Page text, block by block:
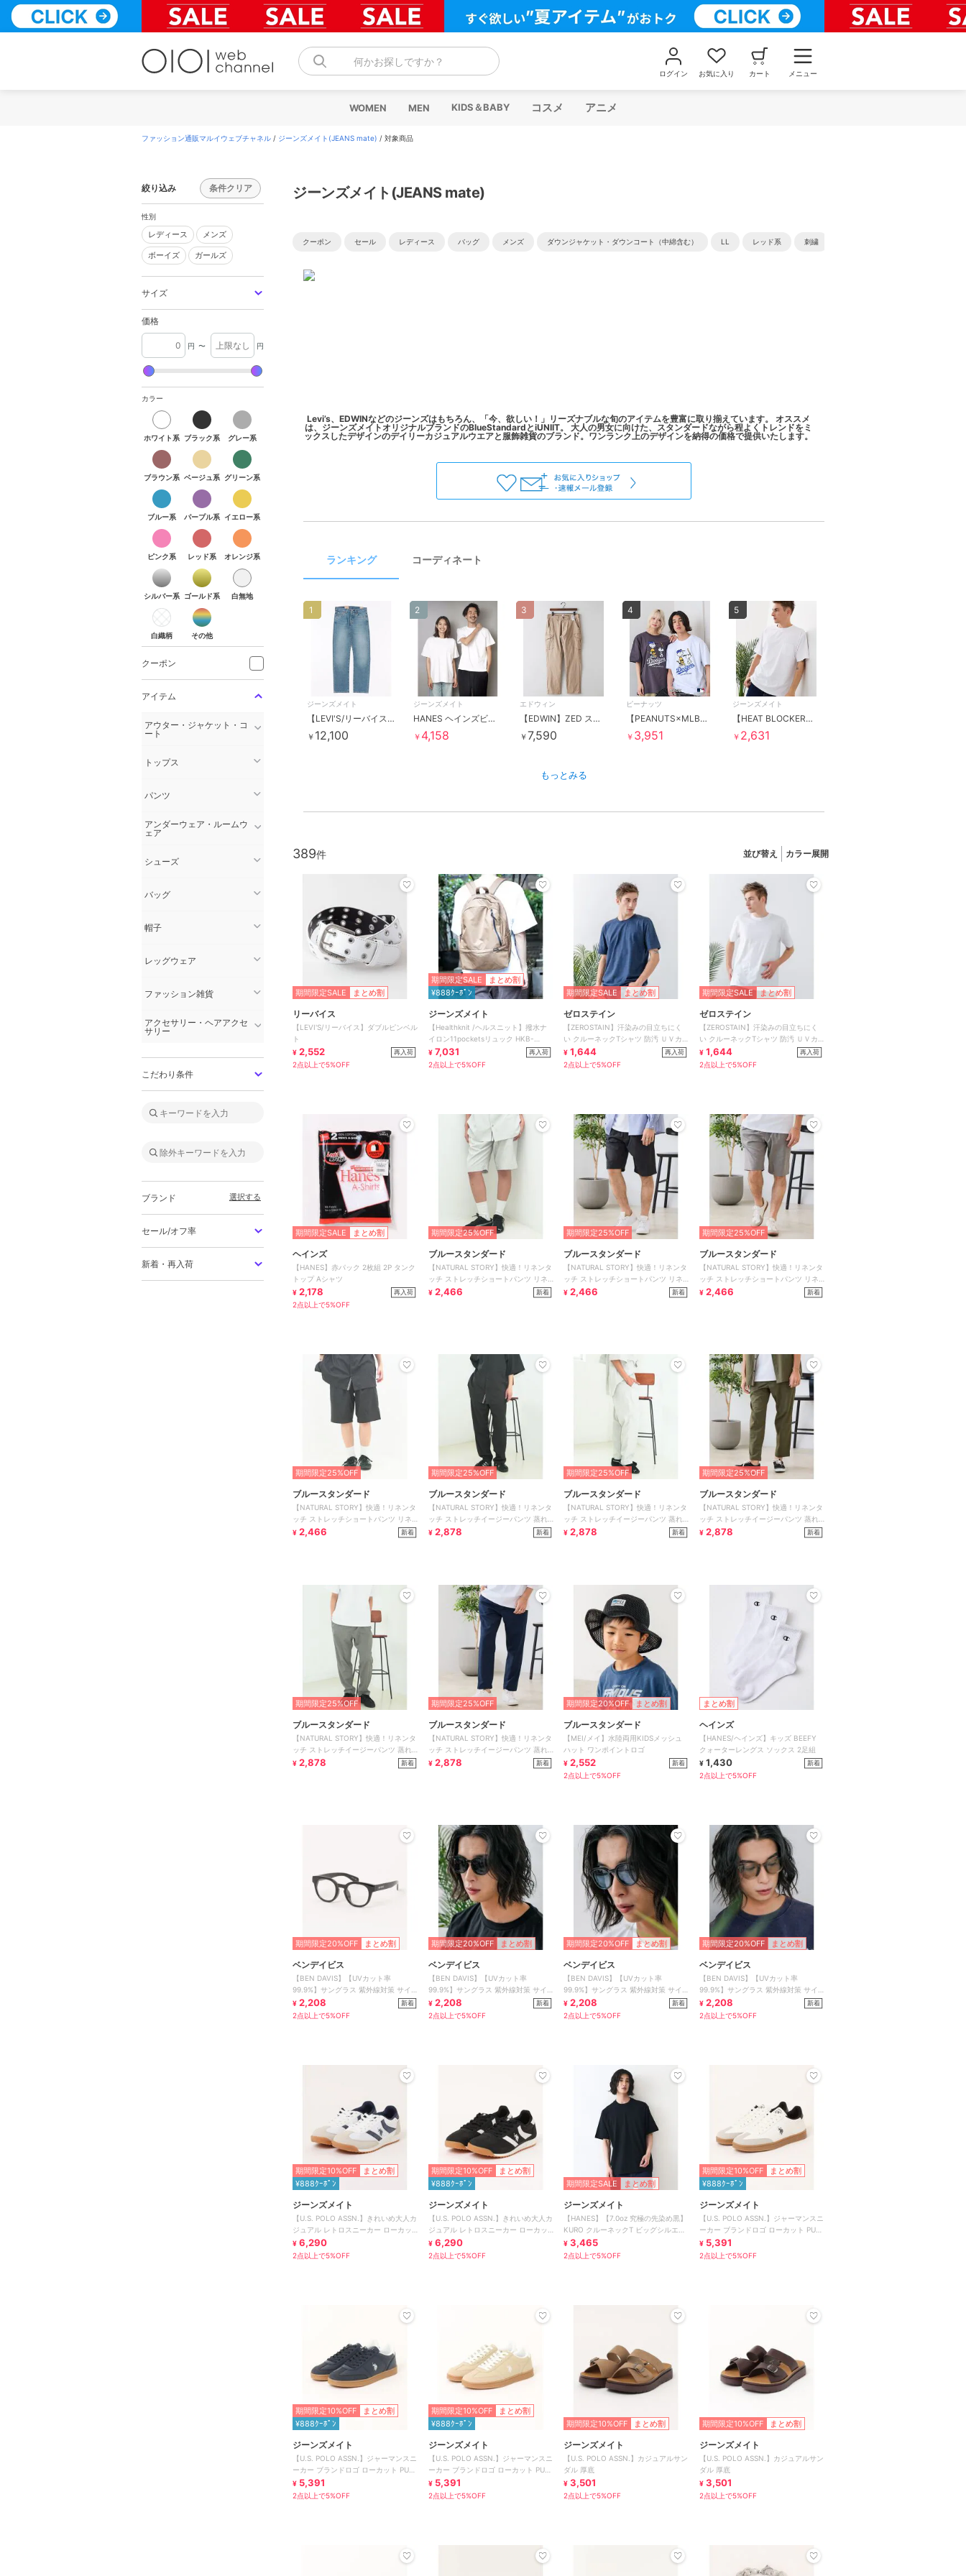
テ
何かお探しですか？
ログイン お気に入り カート メニュー
WOMEN MEN KIDS＆BABY コスメ アニメ
ファッション通販マルイウェブチャネル / ジーンズメイト(JEANS mate) / 対象商品
絞り込み 条件クリア
性別
レディース
レディース メンズ
メンズ
ボーイズ
ボーイズ ガールズ
ガールズ
サイズ
価格
円 〜 円
カラー
ホワイト系
ホワイト系
ブラック系
ブラック系
グレー系
グレー系
ブラウン系
ブラウン系
ベージュ系
ベージュ系
グリーン系
グリーン系
ブルー系
ブルー系
パープル系
パープル系
イエロー系
イエロー系
ピンク系
ピンク系
レッド系
レッド系
オレンジ系
オレンジ系
シルバー系
シルバー系
ゴールド系
ゴールド系
白無地
白無地
白織柄
白織柄
その他
その他
クーポン
アイテム
アウター・ジャケット・コ
ート
トップス
パンツ
アンダーウェア・ルームウ
ェア
シューズ
バッグ
帽子
レッグウェア
ファッション雑貨
アクセサリー・ヘアアクセ
サリー
こだわり条件
ブランド 選択する
セール/オフ率
新着・再入荷
ジーンズメイト(JEANS mate)
クーポン セール レディース バッグ メンズ ダウンジャケット・ダウンコート（中綿含む） LL レッド系 刺繍
Levi’s、EDWINなどのジーンズはもちろん、「今、欲しい！」リーズナブルな旬のアイテムを豊富に取り揃えています。 オススメ
は、ジーンズメイトオリジナルブランドのBlueStandardとiUNIIT。 大人の男女に向けた、スタンダードながら程よくトレンドをミ
ランキング コーディネート
ジーンズメイト
【LEVI'S/リーバイス】501 オリジナルフィット
￥ 12,100
1
ジーンズメイト
HANES ヘインズビーフィー Tシャツ 2枚組
￥ 4,158
2
エドウィン
【EDWIN】ZED ストレッチ カーゴパンツ EDWIN EZD32K-14・21・75
￥7,590
3
ピーナッツ
【PEANUTS×MLB】オリジナルデザインTシャツ 刺繍 ドロップショルダー ユニセックス
￥ 3,951
4
ジーンズメイト
【HEAT BLOCKER】【まるで着る日傘！ 遮熱＆UVカット】コットンライク 胸ポケットT
￥ 2,631
5
もっとみる
389 並び替え カラー展開
期間限定SALE まとめ割
リーバイス
【LEVI'S/リーバイス】ダブルピンベル
ト
¥ 2,552 再入荷
2点以上で5%OFF
期間限定SALE
まとめ割
¥888ｸｰﾎﾟﾝ
ジーンズメイト
【Healthknit /ヘルスニット】撥水ナ
イロン11pocketsリュック HKB-
1156B
¥ 7,031 再入荷
2点以上で5%OFF
期間限定SALE まとめ割
ゼロステイン
【ZEROSTAIN】汗染みの目立ちにく
い クルーネックTシャツ 防汚 ＵＶカ
ット
¥ 1,644 再入荷
2点以上で5%OFF
期間限定SALE まとめ割
ゼロステイン
【ZEROSTAIN】汗染みの目立ちにく
い クルーネックTシャツ 防汚 ＵＶカ
ット
¥ 1,644 再入荷
2点以上で5%OFF
期間限定SALE まとめ割
ヘインズ
【HANES】赤パック 2枚組 2P タンク
トップ Aシャツ
¥ 2,178 再入荷
2点以上で5%OFF
期間限定25%OFF
ブルースタンダード
【NATURAL STORY】快適！リネンタ
ッチ ストレッチショートパンツ リネ
ンライク 清涼感
¥ 2,466 新着
期間限定25%OFF
ブルースタンダード
【NATURAL STORY】快適！リネンタ
ッチ ストレッチショートパンツ リネ
ンライク 清涼感
¥ 2,466 新着
期間限定25%OFF
ブルースタンダード
【NATURAL STORY】快適！リネンタ
ッチ ストレッチショートパンツ リネ
ンライク 清涼感
¥ 2,466 新着
期間限定25%OFF
ブルースタンダード
【NATURAL STORY】快適！リネンタ
ッチ ストレッチショートパンツ リネ
ンライク 清涼感
¥ 2,466 新着
期間限定25%OFF
ブルースタンダード
【NATURAL STORY】快適！リネンタ
ッチ ストレッチイージーパンツ 蒸れ
にくい リネン
¥ 2,878 新着
期間限定25%OFF
ブルースタンダード
【NATURAL STORY】快適！リネンタ
ッチ ストレッチイージーパンツ 蒸れ
にくい リネン
¥ 2,878 新着
期間限定25%OFF
ブルースタンダード
【NATURAL STORY】快適！リネンタ
ッチ ストレッチイージーパンツ 蒸れ
にくい リネン
¥ 2,878 新着
期間限定25%OFF
ブルースタンダード
【NATURAL STORY】快適！リネンタ
ッチ ストレッチイージーパンツ 蒸れ
にくい リネン
¥ 2,878 新着
期間限定25%OFF
ブルースタンダード
【NATURAL STORY】快適！リネンタ
ッチ ストレッチイージーパンツ 蒸れ
にくい リネン
¥ 2,878 新着
期間限定20%OFF まとめ割
ブルースタンダード
【MEI/メイ】水陸両用KIDSメッシュ
ハット ワンポイントロゴ
¥ 2,552 新着
2点以上で5%OFF
まとめ割
ヘインズ
【HANES/ヘインズ】キッズ BEEFY
クォーターレングス ソックス 2足組
¥ 1,430 新着
2点以上で5%OFF
期間限定20%OFF まとめ割
ベンデイビス
【BEN DAVIS】【UVカット率
99.9%】サングラス 紫外線対策 サイ
ドロゴ入り 布袋付
¥ 2,208 新着
2点以上で5%OFF
期間限定20%OFF まとめ割
ベンデイビス
【BEN DAVIS】【UVカット率
99.9%】サングラス 紫外線対策 サイ
ドロゴ入り 布袋付
¥ 2,208 新着
2点以上で5%OFF
期間限定20%OFF まとめ割
ベンデイビス
【BEN DAVIS】【UVカット率
99.9%】サングラス 紫外線対策 サイ
ドロゴ入り 布袋付
¥ 2,208 新着
2点以上で5%OFF
期間限定20%OFF まとめ割
ベンデイビス
【BEN DAVIS】【UVカット率
99.9%】サングラス 紫外線対策 サイ
ドロゴ入り 布袋付
¥ 2,208 新着
2点以上で5%OFF
期間限定10%OFF
まとめ割
¥888ｸｰﾎﾟﾝ
ジーンズメイト
【U.S. POLO ASSN.】きれいめ大人カ
ジュアル レトロスニーカー ローカッ
ト ワンポイント
¥ 6,290
2点以上で5%OFF
期間限定10%OFF
まとめ割
¥888ｸｰﾎﾟﾝ
ジーンズメイト
【U.S. POLO ASSN.】きれいめ大人カ
ジュアル レトロスニーカー ローカッ
ト ワンポイント
¥ 6,290
2点以上で5%OFF
期間限定SALE まとめ割
ジーンズメイト
【HANES】【7.0oz 究極の先染め黒】
KURO クルーネックT ビッグシルエッ
ト キングサイズ
¥ 3,465
2点以上で5%OFF
期間限定10%OFF
まとめ割
¥888ｸｰﾎﾟﾝ
ジーンズメイト
【U.S. POLO ASSN.】ジャーマンスニ
ーカー ブランドロゴ ローカット PUレ
ザー
¥ 5,391
2点以上で5%OFF
期間限定10%OFF
まとめ割
¥888ｸｰﾎﾟﾝ
ジーンズメイト
【U.S. POLO ASSN.】ジャーマンスニ
ーカー ブランドロゴ ローカット PUレ
ザー
¥ 5,391
2点以上で5%OFF
期間限定10%OFF
まとめ割
¥888ｸｰﾎﾟﾝ
ジーンズメイト
【U.S. POLO ASSN.】ジャーマンスニ
ーカー ブランドロゴ ローカット PUレ
ザー
¥ 5,391
2点以上で5%OFF
期間限定10%OFF まとめ割
ジーンズメイト
【U.S. POLO ASSN.】カジュアルサン
ダル 厚底
¥ 3,501
2点以上で5%OFF
期間限定10%OFF まとめ割
ジーンズメイト
【U.S. POLO ASSN.】カジュアルサン
ダル 厚底
¥ 3,501
2点以上で5%OFF